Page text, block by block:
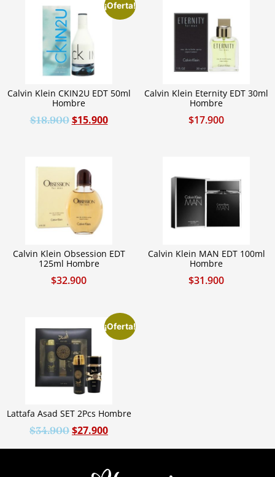
¡Oferta!
Calvin Klein CKIN2U EDT 50ml
Hombre
$18.900 $15.900
Calvin Klein Eternity EDT 30ml
Hombre
$17.900
Calvin Klein Obsession EDT
125ml Hombre
$32.900
Calvin Klein MAN EDT 100ml
Hombre
$31.900
¡Oferta!
Lattafa Asad SET 2Pcs Hombre
$34.900 $27.900